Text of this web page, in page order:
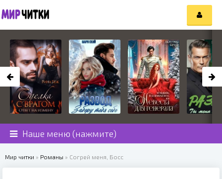
Наше меню (нажмите)
Мир читки » Романы » Согрей меня, Босс